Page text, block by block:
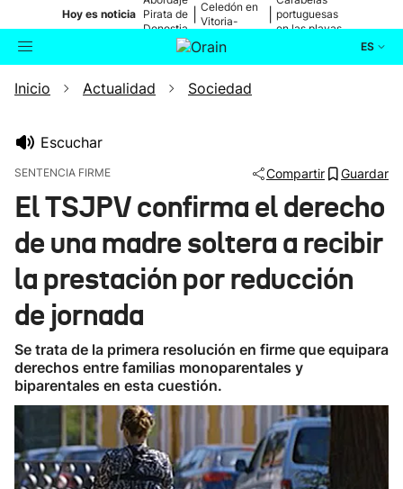
Hoy es noticia Pirata de
Donostia
Celedón en
Vitoria-
portuguesas
en las playas
ES
Buscador Actualidad
Ikusmiran
Eguraldia
Inicio Actualidad Sociedad
Escuchar
SENTENCIA FIRME Compartir Guardar
El TSJPV confirma el derecho
de una madre soltera a recibir
la prestación por reducción
de jornada
Se trata de la primera resolución en firme que equipara
derechos entre familias monoparentales y
biparentales en esta cuestión.